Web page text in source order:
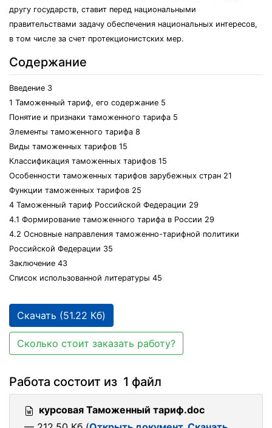
другу государств, ставит перед национальными
правительствами задачу обеспечения национальных интересов,
в том числе за счет протекционистских мер.
Содержание
Введение 3
1 Таможенный тариф, его содержание 5
Понятие и признаки таможенного тарифа 5
Элементы таможенного тарифа 8
Виды таможенных тарифов 15
Классификация таможенных тарифов 15
Особенности таможенных тарифов зарубежных стран 21
Функции таможенных тарифов 25
4 Таможенный тариф Российской Федерации 29
4.1 Формирование таможенного тарифа в России 29
4.2 Основные направления таможенно-тарифной политики
Российской Федерации 35
Заключение 43
Список использованной литературы 45
Скачать (51.22 Кб)
Сколько стоит заказать работу?
Работа состоит из 1 файл
курсовая Таможенный тариф.doc